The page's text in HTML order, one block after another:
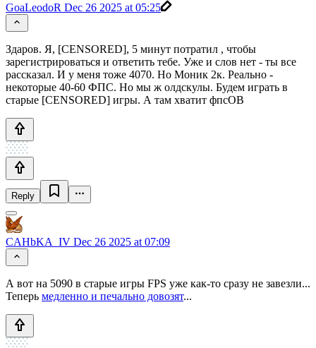
GoaLeodoR Dec 26 2025 at 05:25
Здаров. Я, [CENSORED], 5 минут потратил , чтобы
зарегистрироваться и ответить тебе. Уже и слов нет - ты все
рассказал. И у меня тоже 4070. Но Моник 2к. Реально -
некоторые 40-60 ФПС. Но мы ж олдскулы. Будем играть в
старые [CENSORED] игры. А там хватит фпсОВ
Reply
CAHbKA_IV Dec 26 2025 at 07:09
А вот на 5090 в старые игры FPS уже как-то сразу не завезли...
Теперь медленно и печально довозят...